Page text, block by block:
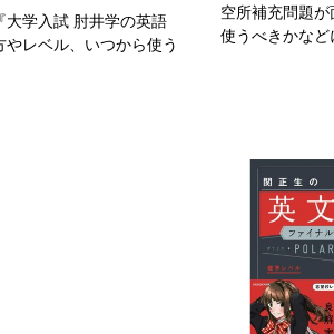
大学入試 肘井学の英語
レベル、いつから使う
空所補充問題
使うべきかなど